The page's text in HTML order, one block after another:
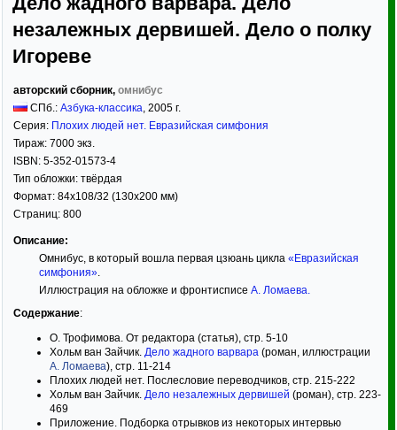
незалежных дервишей. Дело о полку
Игореве
авторский сборник, омнибус
СПб.: Азбука-классика, 2005 г.
Серия: Плохих людей нет. Евразийская симфония
Тираж: 7000 экз.
ISBN: 5-352-01573-4
Тип обложки: твёрдая
Формат: 84x108/32 (130x200 мм)
Страниц: 800
Описание:
Омнибус, в который вошла первая цзюань цикла «Евразийская
симфония».
Иллюстрация на обложке и фронтисписе А. Ломаева.
Содержание:
О. Трофимова. От редактора (статья), стр. 5-10
Хольм ван Зайчик. Дело жадного варвара (роман, иллюстрации
А. Ломаева), стр. 11-214
Плохих людей нет. Послесловие переводчиков, стр. 215-222
Хольм ван Зайчик. Дело незалежных дервишей (роман), стр. 223-
469
Приложение. Подборка отрывков из некоторых интервью